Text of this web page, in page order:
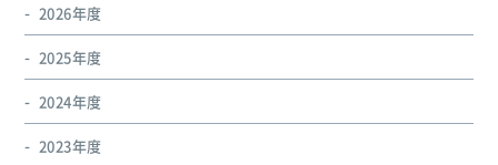
2026年度
2025年度
2024年度
2023年度